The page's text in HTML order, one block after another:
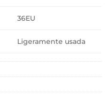
36EU
Ligeramente usada